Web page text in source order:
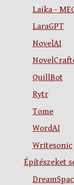
Laika -
LaraGPT
NovelAI
QuillBot
Rytr
Tome
WordAI
Writesonic
Építészeket